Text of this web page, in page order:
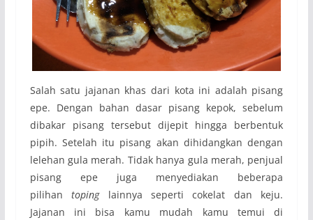
Salah satu jajanan khas dari kota ini adalah pisang
epe. Dengan bahan dasar pisang kepok, sebelum
dibakar pisang tersebut dijepit hingga berbentuk
pipih. Setelah itu pisang akan dihidangkan dengan
lelehan gula merah. Tidak hanya gula merah, penjual
pisang epe juga menyediakan beberapa
pilihantoping lainnya seperti cokelat dan keju.
Jajanan ini bisa kamu mudah kamu temui di